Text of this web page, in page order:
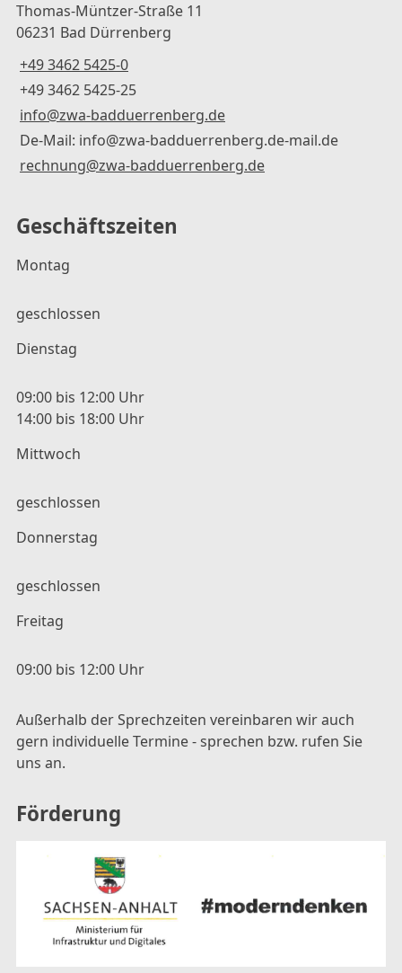
Thomas-Müntzer-Straße 11
06231 Bad Dürrenberg
+49 3462 5425-0
+49 3462 5425-25
info@zwa-badduerrenberg.de
De-Mail: info@zwa-badduerrenberg.de-mail.de
rechnung@zwa-badduerrenberg.de
Geschäftszeiten
Montag
geschlossen
Dienstag
09:00 bis 12:00 Uhr
14:00 bis 18:00 Uhr
Mittwoch
geschlossen
Donnerstag
geschlossen
Freitag
09:00 bis 12:00 Uhr
Außerhalb der Sprechzeiten vereinbaren wir auch
gern individuelle Termine - sprechen bzw. rufen Sie
uns an.
Förderung